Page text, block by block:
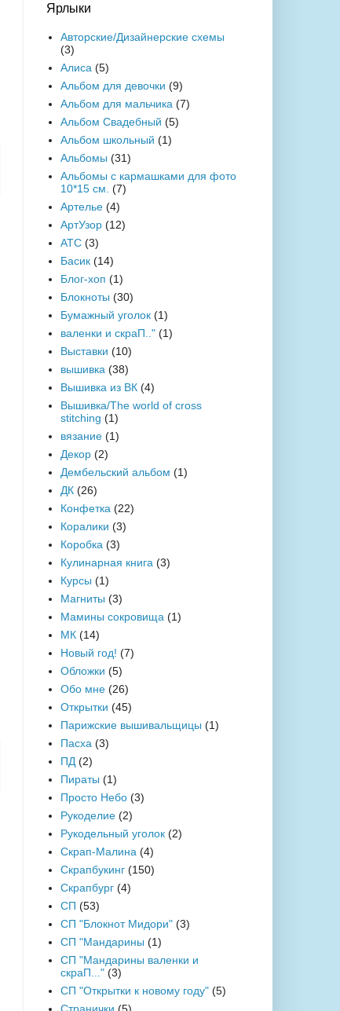
Ярлыки
Авторские/Дизайнерские схемы
(3)
Алиса (5)
Альбом для девочки (9)
Альбом для мальчика (7)
Альбом Свадебный (5)
Альбом школьный (1)
Альбомы (31)
Альбомы с кармашками для фото
10*15 см. (7)
Артелье (4)
АртУзор (12)
АТС (3)
Басик (14)
Блог-хоп (1)
Блокноты (30)
Бумажный уголок (1)
валенки и скраП.." (1)
Выставки (10)
вышивка (38)
Вышивка из ВК (4)
Вышивка/The world of cross
stitching (1)
вязание (1)
Декор (2)
Дембельский альбом (1)
ДК (26)
Конфетка (22)
Коралики (3)
Коробка (3)
Кулинарная книга (3)
Курсы (1)
Магниты (3)
Мамины сокровища (1)
МК (14)
Новый год! (7)
Обложки (5)
Обо мне (26)
Открытки (45)
Парижские вышивальщицы (1)
Пасха (3)
ПД (2)
Пираты (1)
Просто Небо (3)
Рукоделие (2)
Рукодельный уголок (2)
Скрап-Малина (4)
Скрапбукинг (150)
Скрапбург (4)
СП (53)
СП "Блокнот Мидори" (3)
СП "Мандарины (1)
СП "Мандарины валенки и
скраП..." (3)
СП "Открытки к новому году" (5)